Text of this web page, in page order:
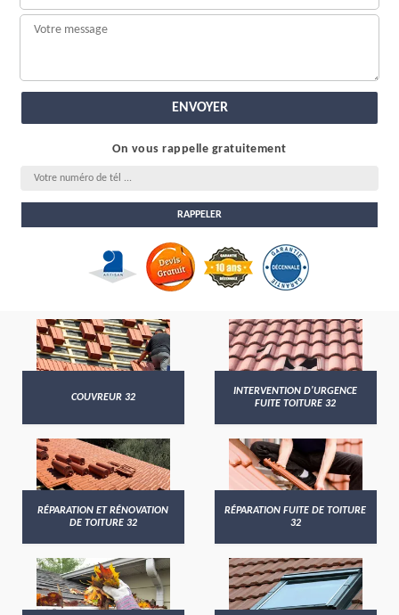
On vous rappelle gratuitement
COUVREUR 32
INTERVENTION D'URGENCE
FUITE TOITURE 32
RÉPARATION ET RÉNOVATION
DE TOITURE 32
RÉPARATION FUITE DE TOITURE
32